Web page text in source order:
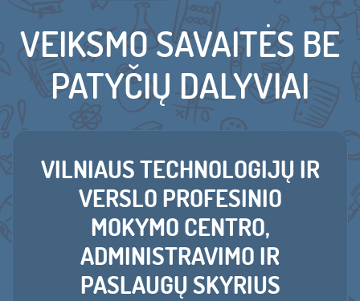
VEIKSMO SAVAITĖS BE
PATYČIŲ DALYVIAI
VILNIAUS TECHNOLOGIJŲ IR
VERSLO PROFESINIO
MOKYMO CENTRO,
ADMINISTRAVIMO IR
PASLAUGŲ SKYRIUS